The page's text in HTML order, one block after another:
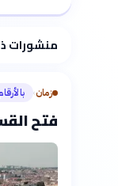
منشورات
زمان›
فتح